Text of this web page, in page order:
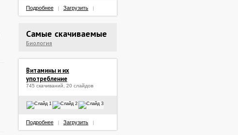
Подробнее Загрузить
Самые скачиваемые
Биология
Витамины и их
употребление
745 скачиваний, 20 слайдов
Подробнее Загрузить